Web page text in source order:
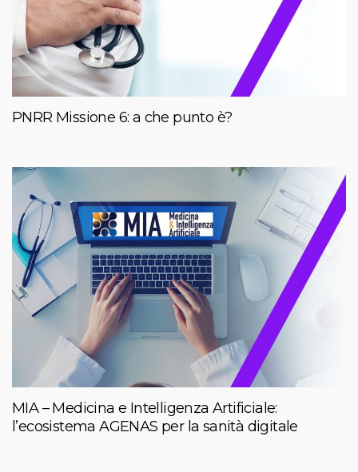
PNRR Missione 6: a che punto è?
MIA – Medicina e Intelligenza Artificiale:
l’ecosistema AGENAS per la sanità digitale